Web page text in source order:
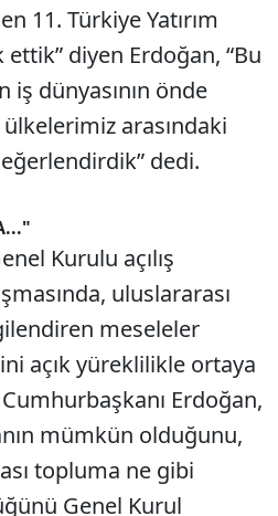
11. Türkiye Yatırım
ettik” diyen Erdoğan, “Bu
iş dünyasının önde
arasındaki
dedi.
Kurulu açılış
uluslararası
meseleler
açık yüreklilikle ortaya
Erdoğan,
mümkün olduğunu,
topluma ne gibi
Genel Kurul